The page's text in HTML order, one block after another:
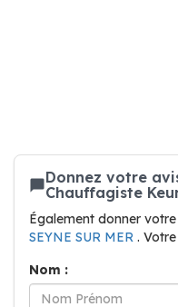
Donnez votre
Chauffagiste
Également donner
SEYNE SUR MER . Votre
Nom :